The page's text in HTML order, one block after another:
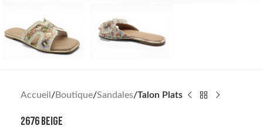
Accueil Boutique Sandales Talon Plats
2676 BEIGE